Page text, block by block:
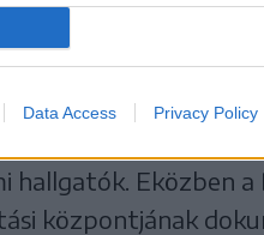
Data Access Privacy Policy
a
Eközben a
központjának